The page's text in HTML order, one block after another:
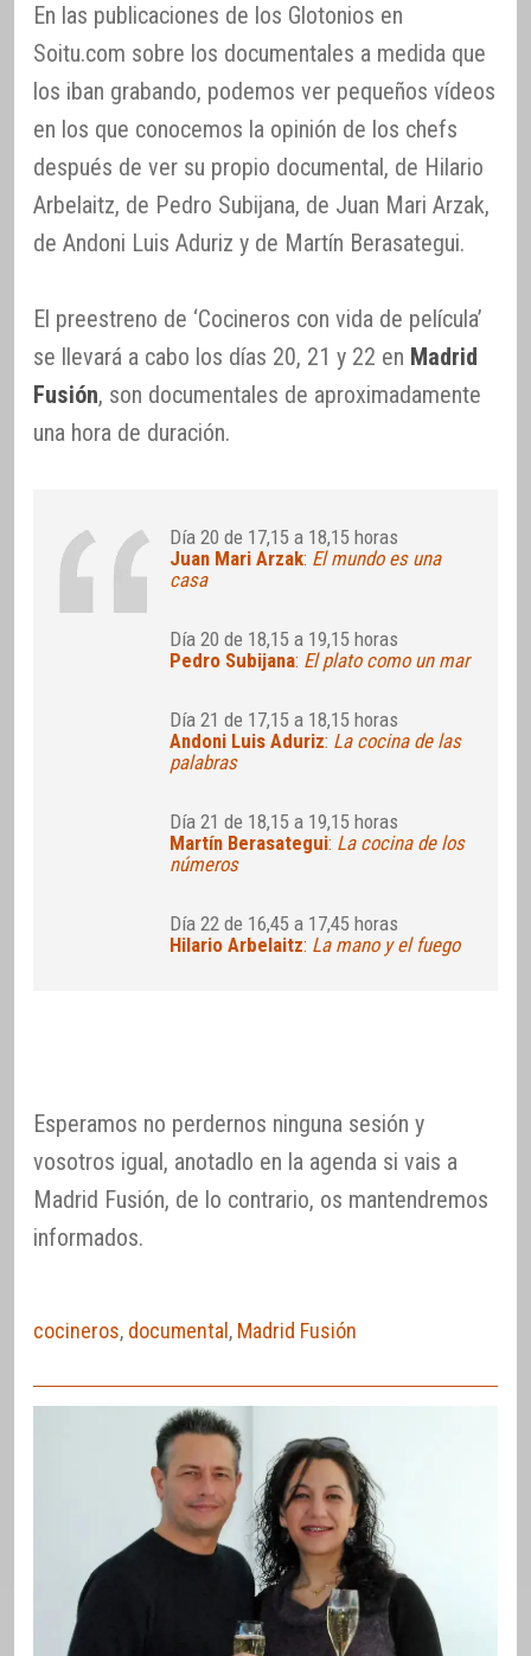
En las publicaciones de los Glotonios en
Soitu.com sobre los documentales a medida que
los iban grabando, podemos ver pequeños vídeos
en los que conocemos la opinión de los chefs
después de ver su propio documental, de Hilario
Arbelaitz, de Pedro Subijana, de Juan Mari Arzak,
de Andoni Luis Aduriz y de Martín Berasategui.
El preestreno de ‘Cocineros con vida de película’
se llevará a cabo los días 20, 21 y 22 en Madrid
Fusión, son documentales de aproximadamente
una hora de duración.
Día 20 de 17,15 a 18,15 horas
Juan Mari Arzak: El mundo es una
casa
Día 20 de 18,15 a 19,15 horas
Pedro Subijana: El plato como un mar
Día 21 de 17,15 a 18,15 horas
Andoni Luis Aduriz: La cocina de las
palabras
Día 21 de 18,15 a 19,15 horas
Martín Berasategui: La cocina de los
números
Día 22 de 16,45 a 17,45 horas
Hilario Arbelaitz: La mano y el fuego
Esperamos no perdernos ninguna sesión y
vosotros igual, anotadlo en la agenda si vais a
Madrid Fusión, de lo contrario, os mantendremos
informados.
cocineros, documental , Madrid Fusión